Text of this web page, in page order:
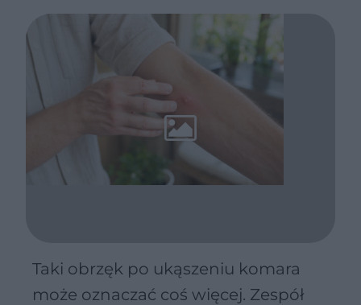
Taki obrzęk po ukąszeniu komara
może oznaczać coś więcej. Zespół